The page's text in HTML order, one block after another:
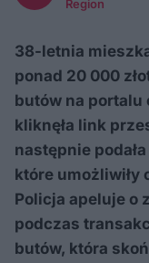
Region
38-letnia
ponad 20 000
butów na portalu
kliknęła link
następnie
które umożliwiły
Policja apeluje o
podczas
butów, która